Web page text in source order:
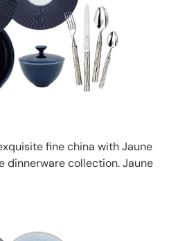
fine china with Jaune
dinnerware collection. Jaune